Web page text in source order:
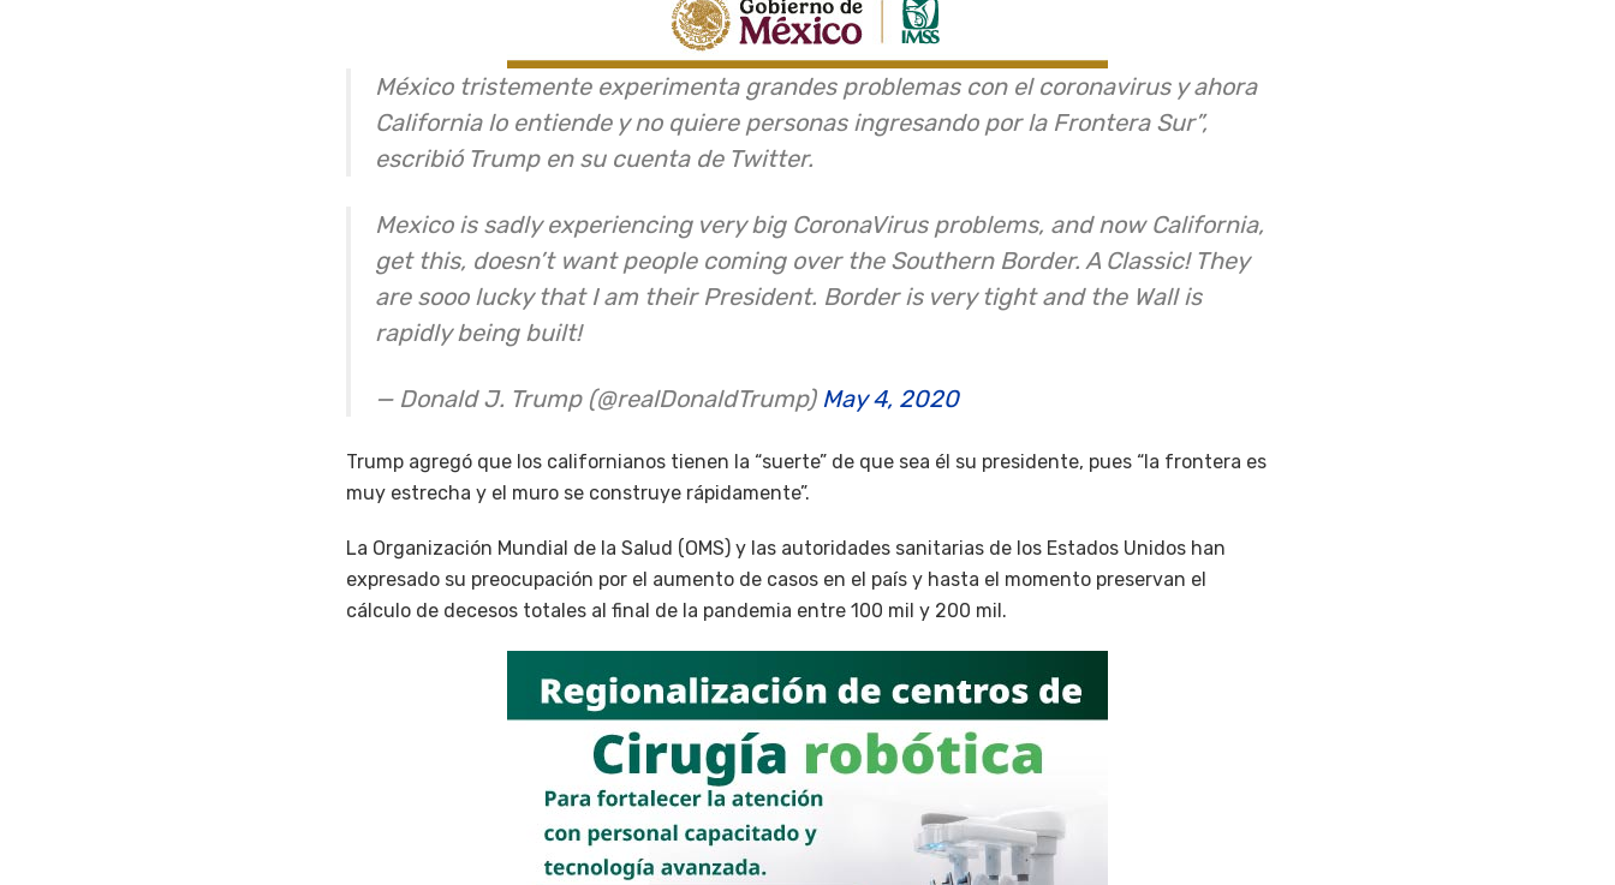
México tristemente experimenta grandes problemas con el coronavirus y ahora
California lo entiende y no quiere personas ingresando por la Frontera Sur”,
escribió Trump en su cuenta de Twitter.
Mexico is sadly experiencing very big CoronaVirus problems, and now California,
get this, doesn’t want people coming over the Southern Border. A Classic! They
are sooo lucky that I am their President. Border is very tight and the Wall is
rapidly being built!
— Donald J. Trump (@realDonaldTrump) May 4, 2020
Trump agregó que los californianos tienen la “suerte” de que sea él su presidente, pues “la frontera es
muy estrecha y el muro se construye rápidamente”.
La Organización Mundial de la Salud (OMS) y las autoridades sanitarias de los Estados Unidos han
expresado su preocupación por el aumento de casos en el país y hasta el momento preservan el
cálculo de decesos totales al final de la pandemia entre 100 mil y 200 mil.